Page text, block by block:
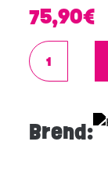
75,90€
Brend: